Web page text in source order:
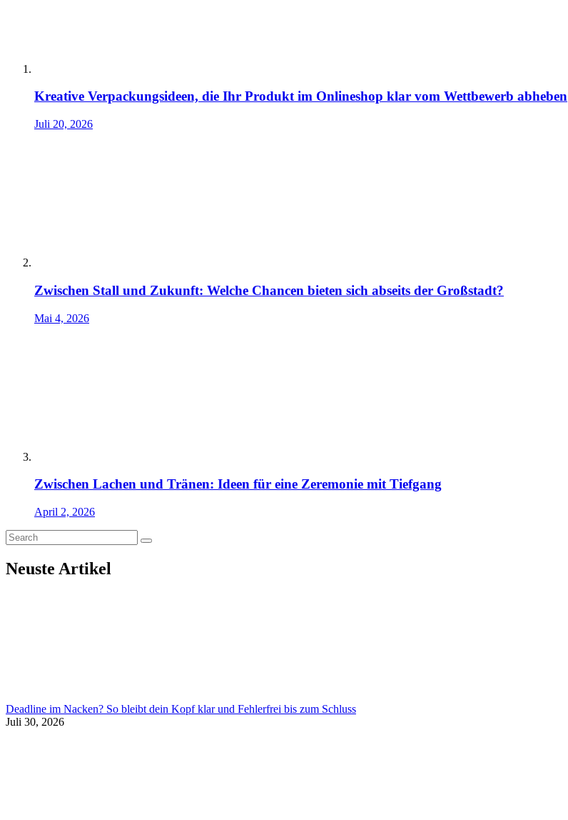
Kreative Verpackungsideen, die Ihr Produkt im Onlineshop klar vom Wettbewerb abheben
Juli 20, 2026
Zwischen Stall und Zukunft: Welche Chancen bieten sich abseits der Großstadt?
Mai 4, 2026
Zwischen Lachen und Tränen: Ideen für eine Zeremonie mit Tiefgang
April 2, 2026
Neuste Artikel
Deadline im Nacken? So bleibt dein Kopf klar und Fehlerfrei bis zum Schluss
Juli 30, 2026